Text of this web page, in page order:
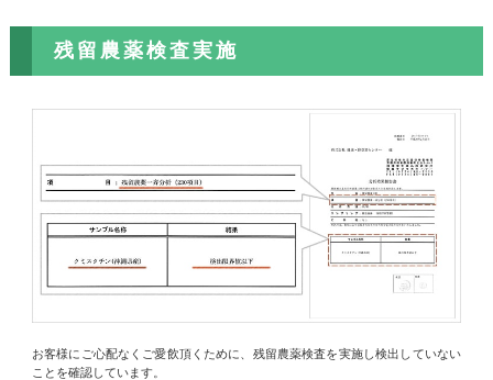
残留農薬検査実施
お客様にご心配なくご愛飲頂くために、残留農薬検査を実施し検出していない
ことを確認しています。